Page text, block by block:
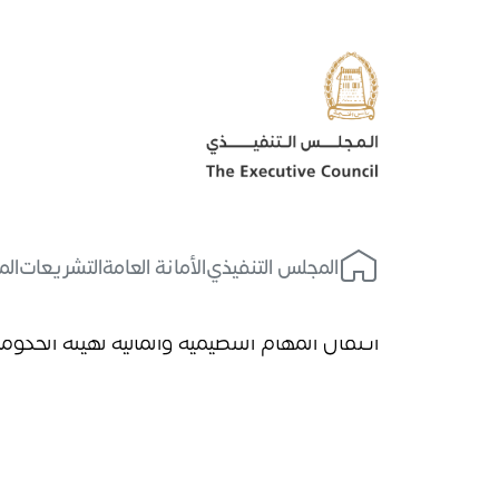
المجلس التنفيذيالأمانة العامةالتشريعات
انتقال المهام التنظيمية والمالية لهيئة